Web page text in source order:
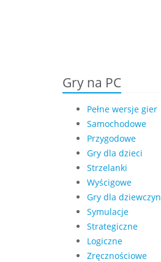
Gry na PC
Pełne wersje gier
Samochodowe
Przygodowe
Gry dla dzieci
Strzelanki
Wyścigowe
Gry dla dziewczyn
Symulacje
Strategiczne
Logiczne
Zręcznościowe